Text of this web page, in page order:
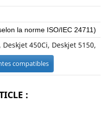
la norme ISO/IEC 24711)
Deskjet 450Ci, Deskjet 5150,
compatibles
: